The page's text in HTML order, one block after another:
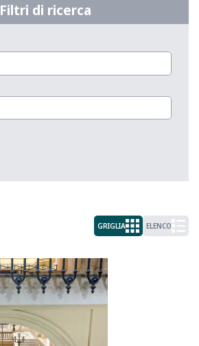
Filtri di ricerca
GRIGLIA ELENCO